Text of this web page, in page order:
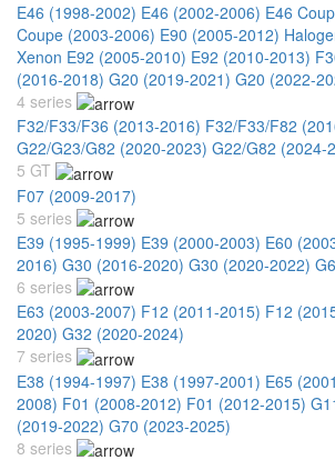
E46 (1998-2002) E46 (2002-2006) E46
Coupe (2003-2006) E90 (2005-2012)
Xenon E92 (2005-2010) E92 (2010-2013)
(2016-2018) G20 (2019-2021) G20 (2022-
4 series
F32/F33/F36 (2013-2016) F32/F33/F82
G22/G23/G82 (2020-2023) G22/G82 (2024-
5 GT
F07 (2009-2017)
5 series
E39 (1995-1999) E39 (2000-2003) E60
2016) G30 (2016-2020) G30 (2020-2022)
6 series
E63 (2003-2007) F12 (2011-2015) F12
2020) G32 (2020-2024)
7 series
E38 (1994-1997) E38 (1997-2001) E65
2008) F01 (2008-2012) F01 (2012-2015)
(2019-2022) G70 (2023-2025)
8 series